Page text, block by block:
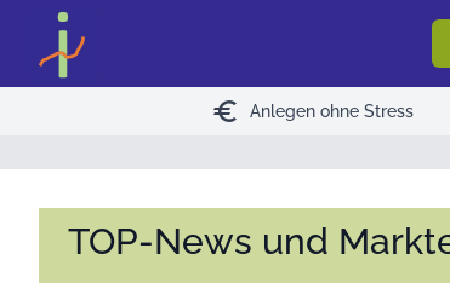
euro Anlegen ohne Stress
TOP-News und